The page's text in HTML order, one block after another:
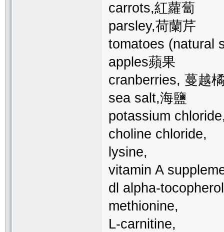
carrots,紅蘿蔔
parsley,荷蘭芹
tomatoes (natural
apples蘋果
cranberries, 蔓越
sea salt,海鹽
potassium
choline chloride,
lysine,
vitamin A
dl alpha-
methionine,
L-carnitine,